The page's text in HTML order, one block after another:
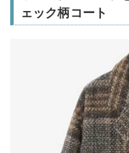
ェック柄コート